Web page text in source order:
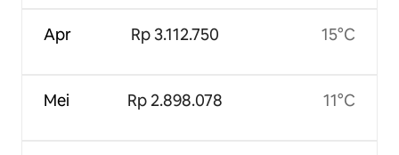
Apr
Mei
Rp 3.112.750
Rp 2.898.078
15°C
11°C